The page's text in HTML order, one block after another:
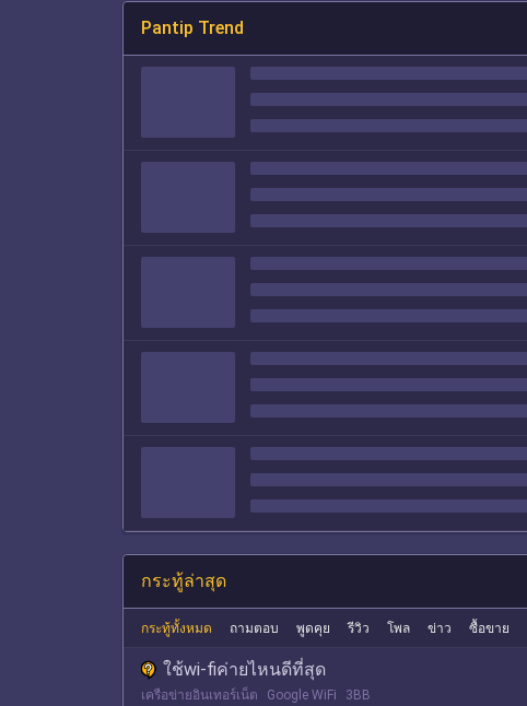
Pantip Trend
กระทู้ล่าสุด
กระทู้ทั้งหมด ถามตอบ พูดคุย รีวิว โพล ข่าว ซื้อขาย
ใช้wi-fiค่ายไหนดีที่สุด
เครือข่ายอินเทอร์เน็ต Google WiFi
3BB